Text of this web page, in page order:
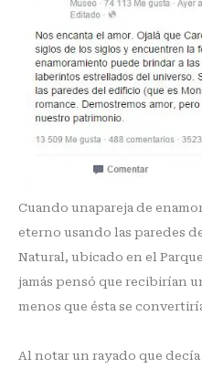
Cuando unapareja de
eterno usando las paredes
Natural, ubicado en el
jamás pensó que recibirían
menos que ésta se
Al notar un rayado que